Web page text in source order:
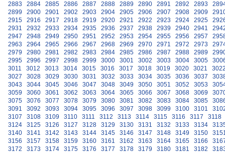
2883
2884 2885 2886 2887 2888 2889 2890 2891 2892 2893
2899
2900 2901 2902 2903 2904 2905 2906 2907 2908 2909
2915
2916 2917 2918 2919 2920 2921 2922 2923 2924 2925
2931
2932 2933 2934 2935 2936 2937 2938 2939 2940 2941
2947
2948 2949 2950 2951 2952 2953 2954 2955 2956 2957
2963
2964 2965 2966 2967 2968 2969 2970 2971 2972 2973
2979
2980 2981 2982 2983 2984 2985 2986 2987 2988 2989
2995
2996 2997 2998 2999 3000 3001 3002 3003 3004 3005
3011
3012 3013 3014 3015 3016 3017 3018 3019 3020 3021
3027
3028 3029 3030 3031 3032 3033 3034 3035 3036 3037
3043
3044 3045 3046 3047 3048 3049 3050 3051 3052 3053
3059
3060 3061 3062 3063 3064 3065 3066 3067 3068 3069
3075
3076 3077 3078 3079 3080 3081 3082 3083 3084 3085
3091
3092 3093 3094 3095 3096 3097 3098 3099 3100 3101
3107
3108 3109 3110 3111 3112 3113 3114 3115 3116 3117
3118
3124
3125 3126 3127 3128 3129 3130 3131 3132 3133 3134
3140
3141 3142 3143 3144 3145 3146 3147 3148 3149 3150
3156
3157 3158 3159 3160 3161 3162 3163 3164 3165 3166
3172
3173 3174 3175 3176 3177 3178 3179 3180 3181 3182